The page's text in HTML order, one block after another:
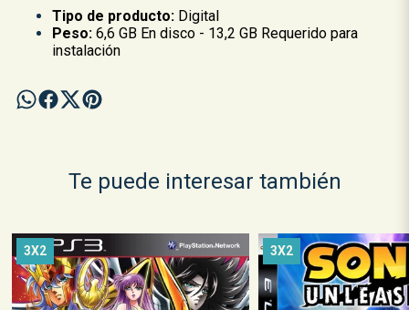
Tipo de producto: Digital
Peso: 6,6 GB En disco - 13,2 GB Requerido para
instalación
Te puede interesar también
3X2 3X2